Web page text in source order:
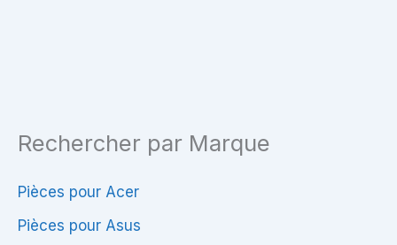
Rechercher par Marque
Pièces pour Acer
Pièces pour Asus